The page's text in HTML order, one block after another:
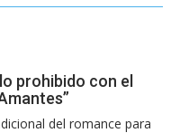
prohibido con el
del romance para